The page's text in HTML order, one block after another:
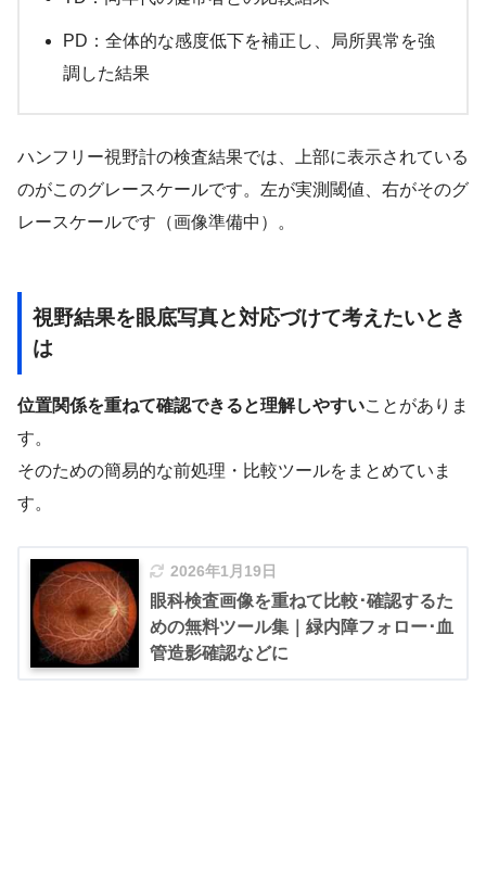
PD：全体的な感度低下を補正し、局所異常を強
調した結果
ハンフリー視野計の検査結果では、上部に表示されている
のがこのグレースケールです。左が実測閾値、右がそのグ
レースケールです（画像準備中）。
視野結果を眼底写真と対応づけて考えたいとき
は
位置関係を重ねて確認できると理解しやすいことがありま
す。
そのための簡易的な前処理・比較ツールをまとめていま
す。
2026年1月19日
眼科検査画像を重ねて比較･確認するた
めの無料ツール集｜緑内障フォロー･血
管造影確認などに